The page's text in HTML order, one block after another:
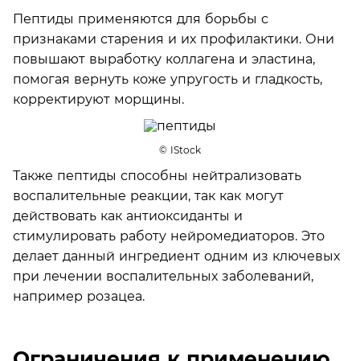
Пептиды применяются для борьбы с
признаками старения и их профилактики. Они
повышают выработку коллагена и эластина,
помогая вернуть коже упругость и гладкость,
корректируют морщины.
© IStock
Также пептиды способны нейтрализовать
воспалительные реакции, так как могут
действовать как антиоксиданты и
стимулировать работу нейромедиаторов. Это
делает данный ингредиент одним из ключевых
при лечении воспалительных заболеваний,
например розацеа.